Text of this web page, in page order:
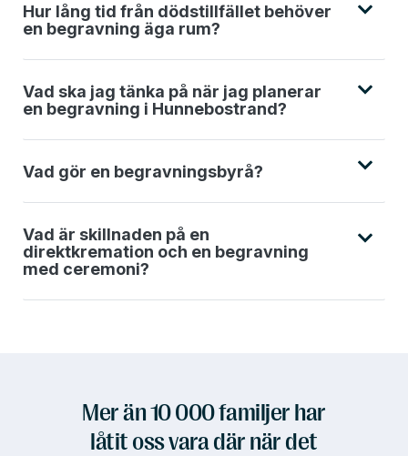
Hur lång tid från dödstillfället behöver
en begravning äga rum?
Vad ska jag tänka på när jag planerar
en begravning i Hunnebostrand?
Vad gör en begravningsbyrå?
Vad är skillnaden på en
direktkremation och en begravning
med ceremoni?
Mer än 10 000 familjer har
låtit oss vara där när det